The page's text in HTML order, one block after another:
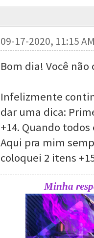
09-17-2020, 11:15
Bom dia! Você
Infelizmente
dar uma dica:
+14. Quando
Aqui pra mim
coloquei 2 itens
Minha